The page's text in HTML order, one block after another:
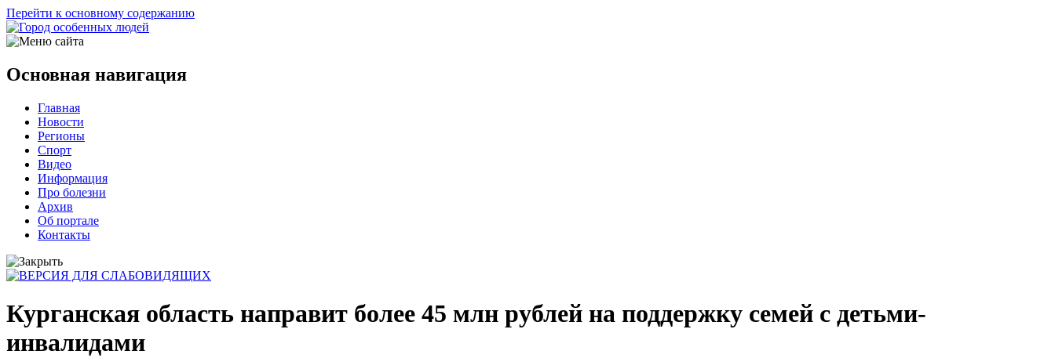
Перейти к основному содержанию
Основная навигация
Главная
Новости
Регионы
Спорт
Видео
Информация
Про болезни
Архив
Об портале
Контакты
Курганская область направит более 45 млн рублей на поддержку семей с детьми-
инвалидами